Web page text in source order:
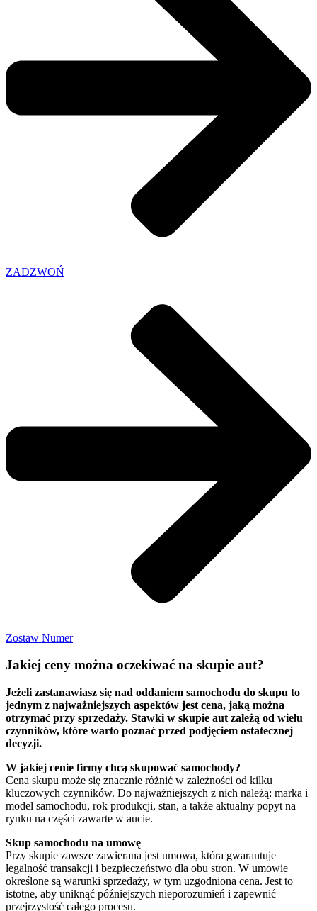
ZADZWOŃ
Zostaw Numer
Jakiej ceny można oczekiwać na skupie aut?
Jeżeli zastanawiasz się nad oddaniem samochodu do skupu to
jednym z najważniejszych aspektów jest cena, jaką można
otrzymać przy sprzedaży. Stawki w skupie aut zależą od wielu
czynników, które warto poznać przed podjęciem ostatecznej
decyzji.
W jakiej cenie firmy chcą skupować samochody?
Cena skupu może się znacznie różnić w zależności od kilku
kluczowych czynników. Do najważniejszych z nich należą: marka i
model samochodu, rok produkcji, stan, a także aktualny popyt na
rynku na części zawarte w aucie.
Skup samochodu na umowę
Przy skupie zawsze zawierana jest umowa, która gwarantuje
legalność transakcji i bezpieczeństwo dla obu stron. W umowie
określone są warunki sprzedaży, w tym uzgodniona cena. Jest to
istotne, aby uniknąć późniejszych nieporozumień i zapewnić
przejrzystość całego procesu.